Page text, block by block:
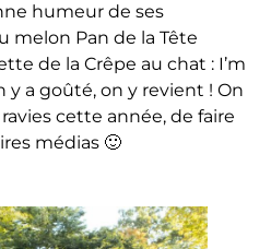
humeur de ses
melon Pan de la Tête
de la Crêpe au chat : I’m
y a goûté, on y revient ! On
cette année, de faire
médias 🙂